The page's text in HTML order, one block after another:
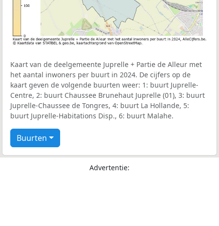
Kaart van de deelgemeente Juprelle + Partie de Alleur met
het aantal inwoners per buurt in 2024. De cijfers op de
kaart geven de volgende buurten weer: 1: buurt Juprelle-
Centre, 2: buurt Chaussee Brunehaut Juprelle (01), 3: buurt
Juprelle-Chaussee de Tongres, 4: buurt La Hollande, 5:
buurt Juprelle-Habitations Disp., 6: buurt Malahe.
Buurten
Advertentie: